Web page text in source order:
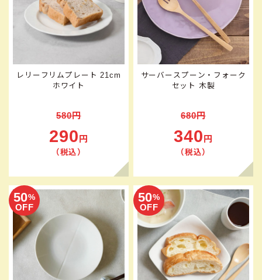
レリーフリムプレート 21cm
ホワイト
580円
290 円
（税込）
サーバースプーン・フォーク
セット 木製
680円
340 円
（税込）
50%
OFF
50%
OFF